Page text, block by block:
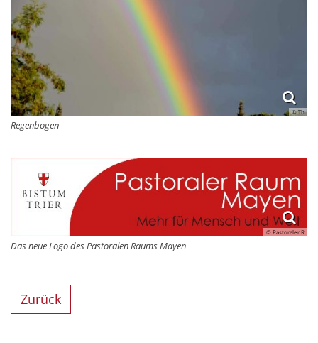
© Th
Regenbogen
© Pastoraler R
Das neue Logo des Pastoralen Raums Mayen
Zurück